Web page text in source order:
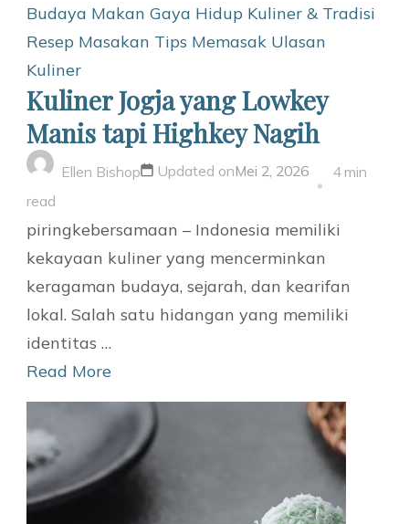
Budaya Makan Gaya Hidup Kuliner & Tradisi
Resep Masakan Tips Memasak Ulasan
Kuliner
Kuliner Jogja yang Lowkey
Manis tapi Highkey Nagih
Ellen Bishop Updated onMei 2, 2026
4 min
read
piringkebersamaan – Indonesia memiliki
kekayaan kuliner yang mencerminkan
keragaman budaya, sejarah, dan kearifan
lokal. Salah satu hidangan yang memiliki
identitas …
Read More